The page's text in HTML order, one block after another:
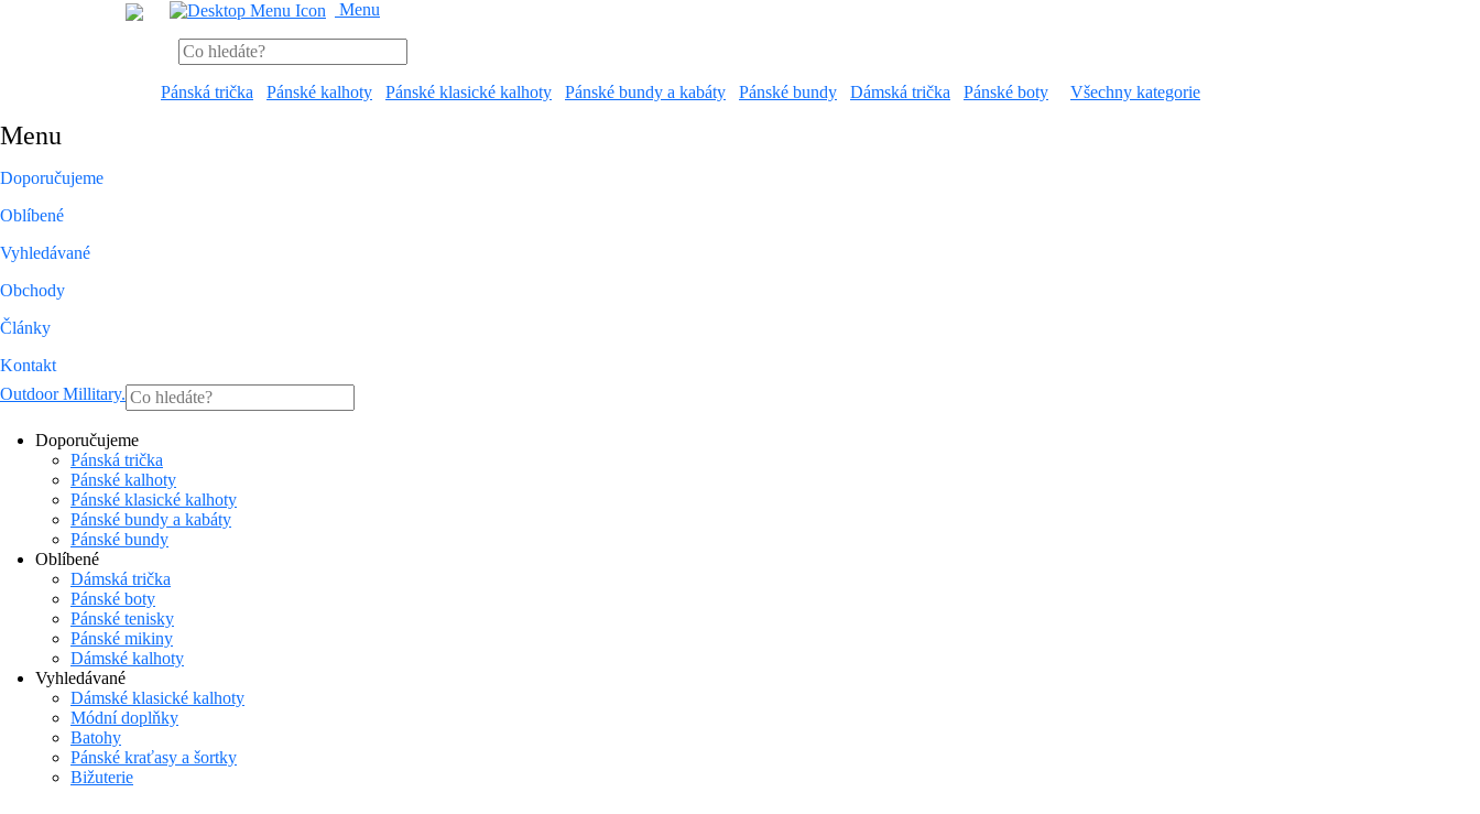
Menu
Pánská trička Pánské kalhoty Pánské klasické kalhoty Pánské bundy a kabáty Pánské bundy Dámská trička Pánské boty Všechny kategorie
Menu
Doporučujeme
Oblíbené
Vyhledávané
Obchody
Články
Kontakt
Outdoor Millitary.
Doporučujeme
Pánská trička
Pánské kalhoty
Pánské klasické kalhoty
Pánské bundy a kabáty
Pánské bundy
Oblíbené
Dámská trička
Pánské boty
Pánské tenisky
Pánské mikiny
Dámské kalhoty
Vyhledávané
Dámské klasické kalhoty
Módní doplňky
Batohy
Pánské kraťasy a šortky
Bižuterie